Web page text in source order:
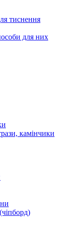
тиснення
для них
камінчики